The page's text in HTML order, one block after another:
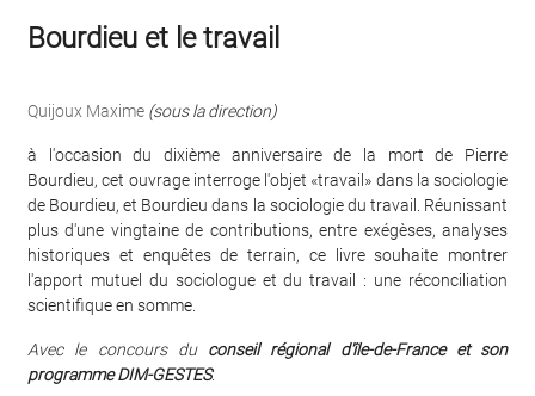
Bourdieu et le travail
Quijoux Maxime (sous la direction)
à l'occasion du dixième anniversaire de la mort de Pierre
Bourdieu, cet ouvrage interroge l'objet «travail» dans la sociologie
de Bourdieu, et Bourdieu dans la sociologie du travail. Réunissant
plus d'une vingtaine de contributions, entre exégèses, analyses
historiques et enquêtes de terrain, ce livre souhaite montrer
l'apport mutuel du sociologue et du travail : une réconciliation
scientifique en somme.
Avec le concours du conseil régional d'île-de-France et son
programme DIM-GESTES.